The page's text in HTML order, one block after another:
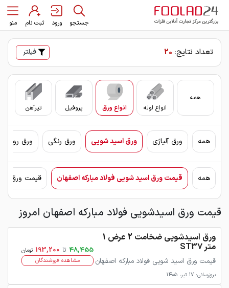
جستجو ورود ثبت نام منو
تعداد نتایج: 20 فیلتر
همه
انواع لوله
انواع ورق پروفیل تیرآهن
همه ورق آلیاژی ورق اسید شویی ورق رنگی ورق
همه قیمت ورق اسید شویی فولاد مبارکه اصفهان قیمت ورق
قیمت ورق اسیدشویی فولاد مبارکه اصفهان امروز
ورق اسیدشویی ضخامت 2 عرض 1
متر ST37
قیمت ورق اسید شویی فولاد مبارکه اصفهان
بروزرسانی: 17 تیر، 1405
48,455 تا 193,200 تومان
مشاهده فروشندگان